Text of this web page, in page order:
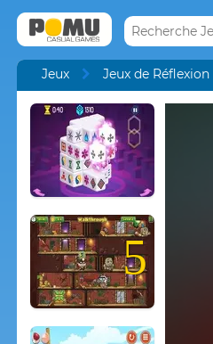
Jeux Jeux de Réflexion
5